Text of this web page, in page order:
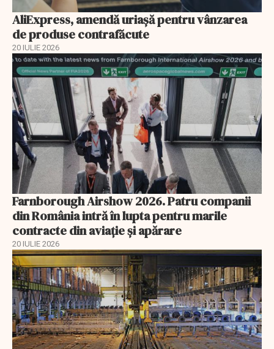
AliExpress, amendă uriaşă pentru vânzarea
de produse contrafăcute
20 IULIE 2026
Farnborough Airshow 2026. Patru companii
din România intră în lupta pentru marile
contracte din aviație și apărare
20 IULIE 2026